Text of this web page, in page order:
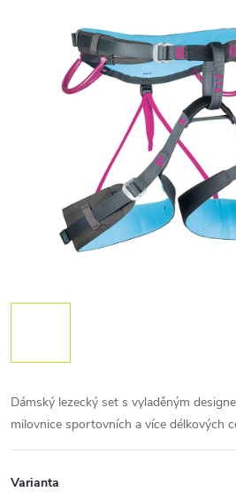
Dámský lezecký set s vyladěným
milovnice sportovních a více délkových
Varianta